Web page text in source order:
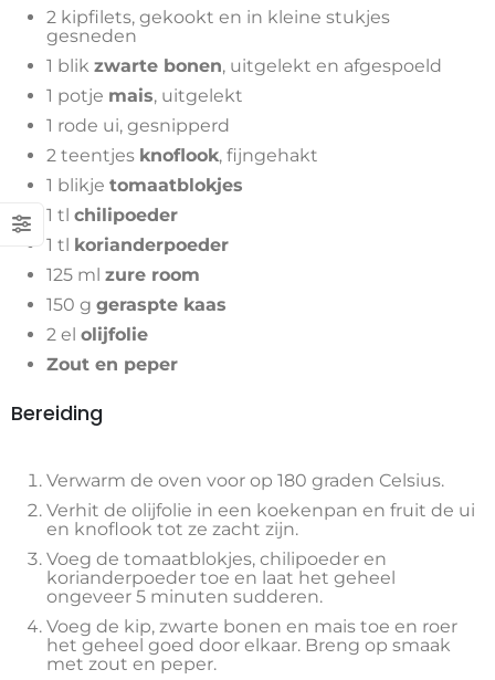
2 kipfilets, gekookt en in kleine stukjes
gesneden
1 blik zwarte bonen, uitgelekt en afgespoeld
1 potje mais, uitgelekt
1 rode ui, gesnipperd
2 teentjes knoflook, fijngehakt
1 blikje tomaatblokjes
1 tl chilipoeder
1 tl
korianderpoeder
125 ml zure room
150 g geraspte kaas
2 el olijfolie
Zout en peper
Bereiding
Verwarm de oven voor op 180 graden Celsius.
Verhit de olijfolie in een koekenpan en fruit de ui
en knoflook tot ze zacht zijn.
Voeg de tomaatblokjes, chilipoeder en
korianderpoeder toe en laat het geheel
ongeveer 5 minuten sudderen.
Voeg de kip, zwarte bonen en mais toe en roer
het geheel goed door elkaar. Breng op smaak
met zout en peper.